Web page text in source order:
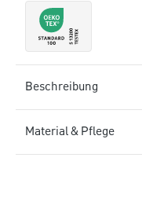
Beschreibung
Material & Pflege